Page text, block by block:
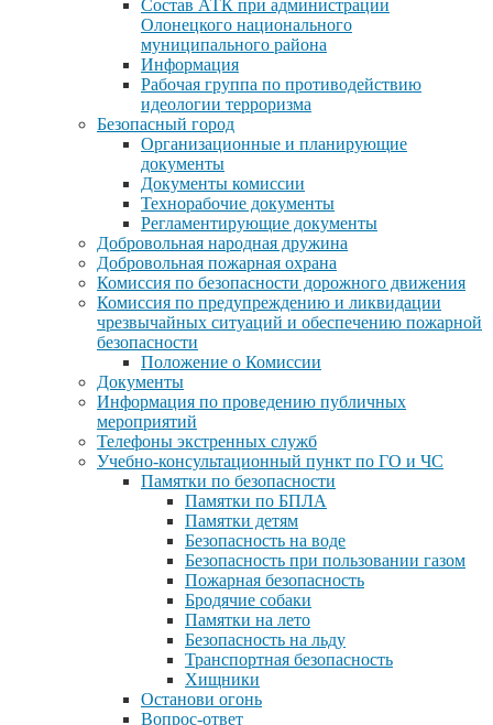
Состав АТК при администрации
Олонецкого национального
муниципального района
Информация
Рабочая группа по противодействию
идеологии терроризма
Безопасный город
Организационные и планирующие
документы
Документы комиссии
Технорабочие документы
Регламентирующие документы
Добровольная народная дружина
Добровольная пожарная охрана
Комиссия по безопасности дорожного движения
Комиссия по предупреждению и ликвидации
чрезвычайных ситуаций и обеспечению пожарной
безопасности
Положение о Комиссии
Документы
Информация по проведению публичных
мероприятий
Телефоны экстренных служб
Учебно-консультационный пункт по ГО и ЧС
Памятки по безопасности
Памятки по БПЛА
Памятки детям
Безопасность на воде
Безопасность при пользовании газом
Пожарная безопасность
Бродячие собаки
Памятки на лето
Безопасность на льду
Транспортная безопасность
Хищники
Останови огонь
Вопрос-ответ